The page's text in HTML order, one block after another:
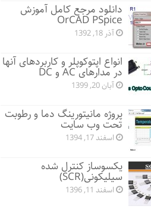
دانلود مرجع کامل آموزش
OrCAD PSpice
آذر 18, 1392
انواع اپتوکوپلر و کاربردهای آنها
در مدارهای AC و DC
آبان 20, 1399
پروژه مانيتورينگ دما و رطوبت
تحت وب سایت
اسفند 17, 1394
یکسوساز کنترل شده
سیلیکونی(SCR)
اسفند 11, 1396